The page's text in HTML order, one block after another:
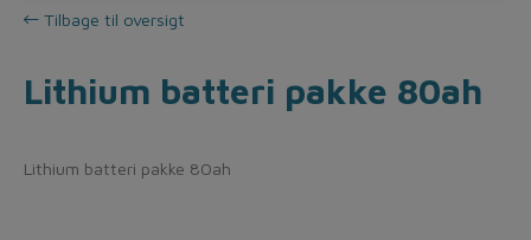
Tilbage til oversigt
Lithium batteri pakke 80ah
Lithium batteri pakke 80ah